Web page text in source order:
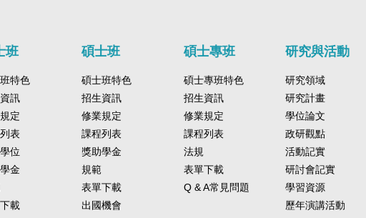
班
特色
訊
定
表
位
金
載
碩士班
碩士班特色
招生資訊
修業規定
課程列表
獎助學金
規範
表單下載
出國機會
碩士專班
碩士專班特色
招生資訊
修業規定
課程列表
法規
表單下載
Q & A常見問題
研究與活動
研究領域
研究計畫
學位論文
政研觀點
活動記實
研討會記實
學習資源
歷年演講活動